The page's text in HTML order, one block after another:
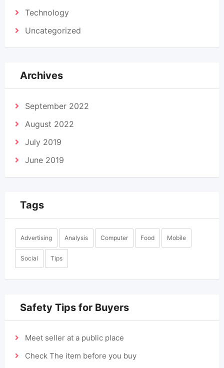
Technology
Uncategorized
Archives
September 2022
August 2022
July 2019
June 2019
Tags
Advertising Analysis Computer Food Mobile
Social Tips
Safety Tips for Buyers
Meet seller at a public place
Check The item before you buy